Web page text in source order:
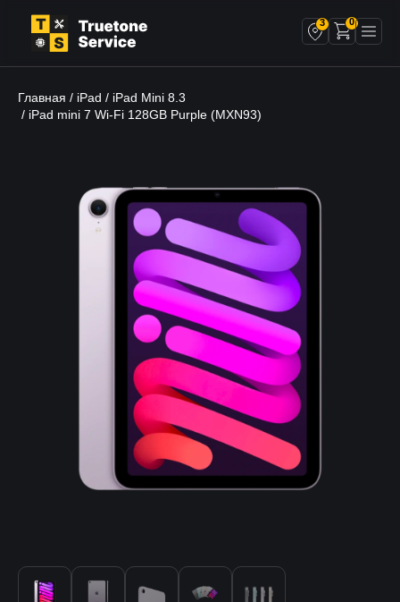
3 0
Главная / iPad / iPad Mini 8.3
/ iPad mini 7 Wi-Fi 128GB Purple (MXN93)